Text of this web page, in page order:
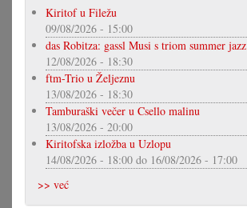
Kiritof u Filežu
09/08/2026 - 15:00
das Robitza: gassl Musi s triom summer jazz
12/08/2026 - 18:30
ftm-Trio u Željeznu
13/08/2026 - 18:30
Tamburaški večer u Csello malinu
13/08/2026 - 20:00
Kiritofska izložba u Uzlopu
14/08/2026 - 18:00 do 16/08/2026 - 17:00
>> već